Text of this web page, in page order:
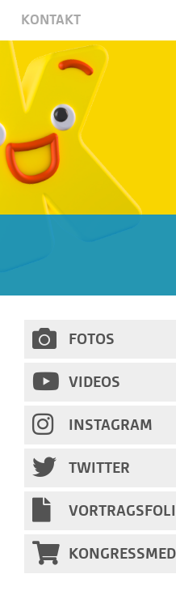
KONTAKT
FOTOS
VIDEOS
INSTAGRAM
TWITTER